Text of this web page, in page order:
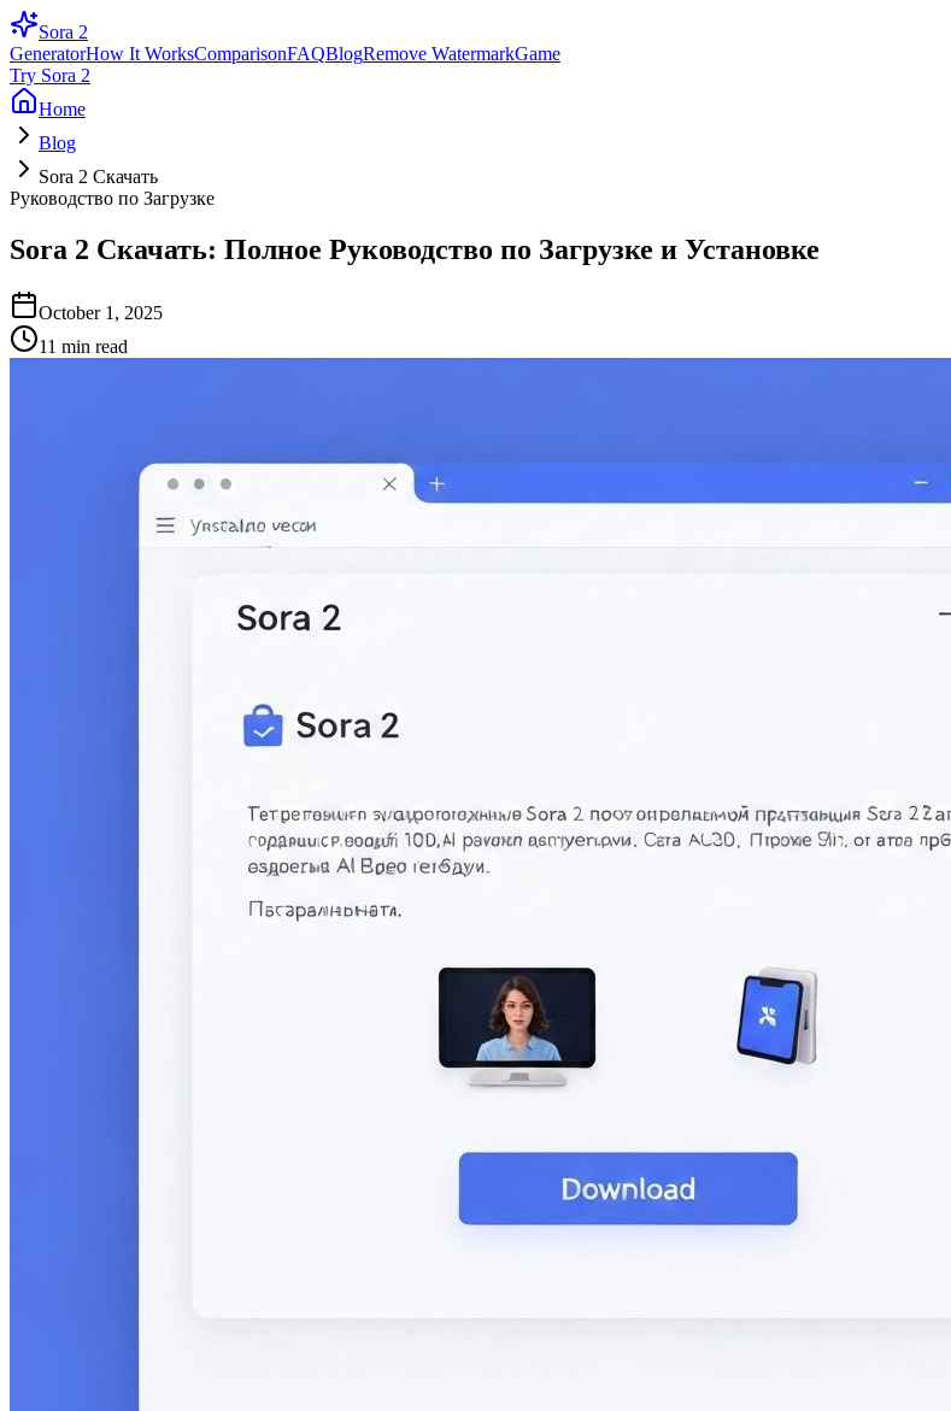
Sora 2
GeneratorHow It WorksComparisonFAQBlogRemove WatermarkGame
Try Sora 2
Home
Blog
Sora 2 Скачать
Руководство по Загрузке
Sora 2 Скачать: Полное Руководство по Загрузке и Установке
October 1, 2025
11 min read